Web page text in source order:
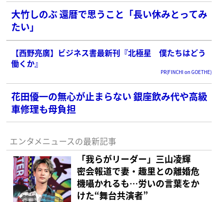
大竹しのぶ 還暦で思うこと「長い休みとってみ
たい」
【西野亮廣】ビジネス書最新刊『北極星 僕たちはどう
働くか』
PR(FINCHI on GOETHE)
花田優一の無心が止まらない 銀座飲み代や高級
車修理も母負担
エンタメニュースの最新記事
「我らがリーダー」三山凌輝
密会報道で妻・趣里との離婚危
機囁かれるも…労いの言葉をか
けた“舞台共演者”